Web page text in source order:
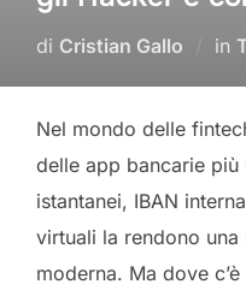
di Cristian Gallo in
Nel mondo delle
delle app bancarie più
istantanei, IBAN
virtuali la rendono
moderna. Ma dove